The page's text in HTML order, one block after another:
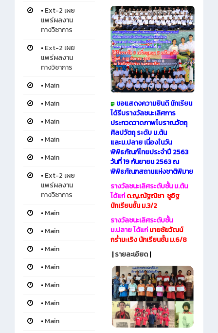
• Ext-2 เผย
แพร่ผลงาน
ทางวิชาการ
• Ext-2 เผย
แพร่ผลงาน
ทางวิชาการ
• Main
• Main
• Main
• Main
• Main
• Ext-2 เผย
แพร่ผลงาน
ทางวิชาการ
• Main
• Main
• Main
• Main
• Main
• Main
• Main
ขอแสดงความยินดี นักเรียน
ได้รีบรางวัลชนะเลิศการ
ประกวดวาดภาพโบราณวัตถุ
ศิลปวัตถุ ระดับ ม.ต้น
และม.ปลาย เนื่องในวัน
พิพิธภัณฑ์ไทยประจำปี 2563
วันที่ 19 กันยายน 2563 ณ
พิพิธภัณฑสถานแห่งชาติพิมาย
รางวัลชนะเลิศระดับชั้น ม.ต้น
ได้แก่ด.ญ.ณัฐณิชา ชูอิฐ
นักเรียนชั้น ม.3/2
รางวัลชนะเลิศระดับชั้น
ม.ปลาย ได้แก่นายชัยวัฒน์
กร่ำมะเริง นักเรียนชั้น ม.6/8
|รายละเอียด|